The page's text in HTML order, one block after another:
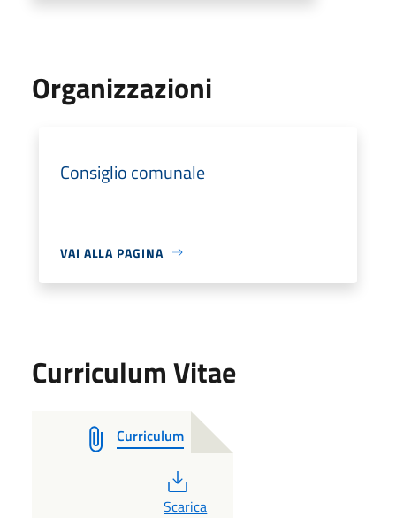
Organizzazioni
Consiglio comunale
VAI ALLA PAGINA
Curriculum Vitae
Curriculum
PDF
Scarica